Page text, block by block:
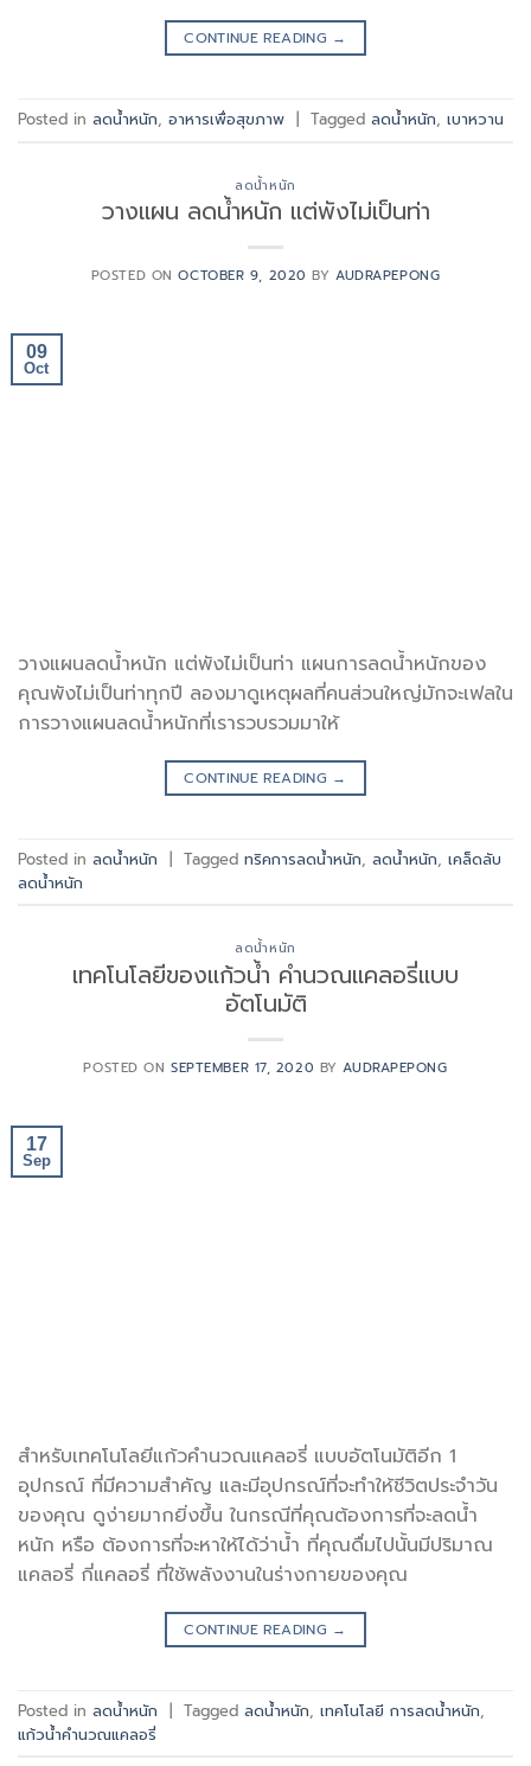
CONTINUE READING →
Posted in ลดน้ำหนัก, อาหารเพื่อสุขภาพ | Tagged ลดน้ำหนัก, เบาหวาน
ลดน้ำหนัก
วางแผน ลดน้ำหนัก แต่พังไม่เป็นท่า
POSTED ONOCTOBER 9, 2020 BYAUDRAPEPONG
09
Oct
วางแผนลดน้ำหนัก แต่พังไม่เป็นท่า แผนการลดน้ำหนักของ
คุณพังไม่เป็นท่าทุกปี ลองมาดูเหตุผลที่คนส่วนใหญ่มักจะเฟลใน
การวางแผนลดน้ำหนักที่เรารวบรวมมาให้
CONTINUE READING →
Posted in ลดน้ำหนัก | Tagged ทริคการลดน้ำหนัก, ลดน้ำหนัก, เคล็ดลับ
ลดน้ำหนัก
ลดน้ำหนัก
เทคโนโลยีของแก้วน้ำ คำนวณแคลอรี่แบบ
อัตโนมัติ
POSTED ONSEPTEMBER 17, 2020 BYAUDRAPEPONG
17
Sep
สำหรับเทคโนโลยีแก้วคำนวณแคลอรี่ แบบอัตโนมัติอีก 1
อุปกรณ์ ที่มีความสำคัญ และมีอุปกรณ์ที่จะทำให้ชีวิตประจำวัน
ของคุณ ดูง่ายมากยิ่งขึ้น ในกรณีที่คุณต้องการที่จะลดน้ำ
หนัก หรือ ต้องการที่จะหาให้ได้ว่าน้ำ ที่คุณดื่มไปนั้นมีปริมาณ
แคลอรี่ กี่แคลอรี่ ที่ใช้พลังงานในร่างกายของคุณ
CONTINUE READING →
Posted in ลดน้ำหนัก | Tagged ลดน้ำหนัก, เทคโนโลยี การลดน้ำหนัก,
แก้วน้ำคำนวณแคลอรี่